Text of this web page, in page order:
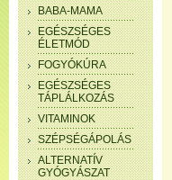
BABA-MAMA
EGÉSZSÉGES
ÉLETMÓD
FOGYÓKÚRA
EGÉSZSÉGES
TÁPLÁLKOZÁS
VITAMINOK
SZÉPSÉGÁPOLÁS
ALTERNATÍV
GYÓGYÁSZAT